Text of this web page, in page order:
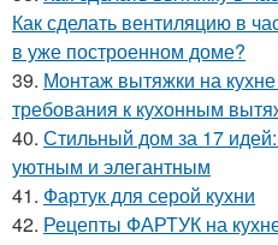
Как сделать вентиляцию в
в уже построенном доме?
39. Монтаж вытяжки на
требования к кухонным
40. Стильный дом за 17 идей:
уютным и элегантным
41. Фартук для серой кухни
42. Рецепты ФАРТУК на